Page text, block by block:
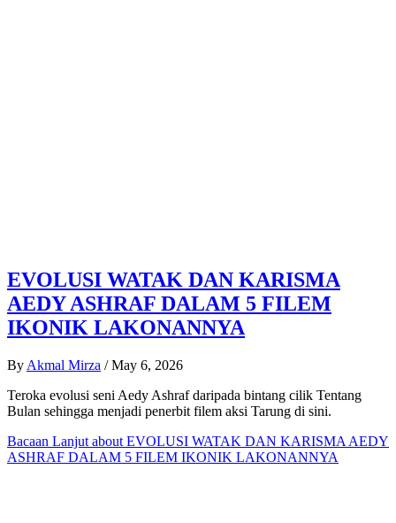
EVOLUSI WATAK DAN KARISMA
AEDY ASHRAF DALAM 5 FILEM
IKONIK LAKONANNYA
By Akmal Mirza / May 6, 2026
Teroka evolusi seni Aedy Ashraf daripada bintang cilik Tentang
Bulan sehingga menjadi penerbit filem aksi Tarung di sini.
Bacaan Lanjut about EVOLUSI WATAK DAN KARISMA AEDY
ASHRAF DALAM 5 FILEM IKONIK LAKONANNYA